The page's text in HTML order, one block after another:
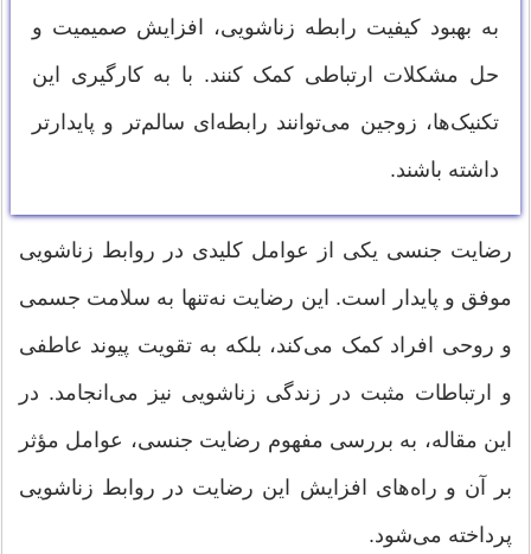
به بهبود کیفیت رابطه زناشویی، افزایش صمیمیت و
حل مشکلات ارتباطی کمک کنند. با به کارگیری این
تکنیک‌ها، زوجین می‌توانند رابطه‌ای سالم‌تر و پایدارتر
داشته باشند.
رضایت جنسی یکی از عوامل کلیدی در روابط زناشویی
موفق و پایدار است. این رضایت نه‌تنها به سلامت جسمی
و روحی افراد کمک می‌کند، بلکه به تقویت پیوند عاطفی
و ارتباطات مثبت در زندگی زناشویی نیز می‌انجامد. در
این مقاله، به بررسی مفهوم رضایت جنسی، عوامل مؤثر
بر آن و راه‌های افزایش این رضایت در روابط زناشویی
پرداخته می‌شود.